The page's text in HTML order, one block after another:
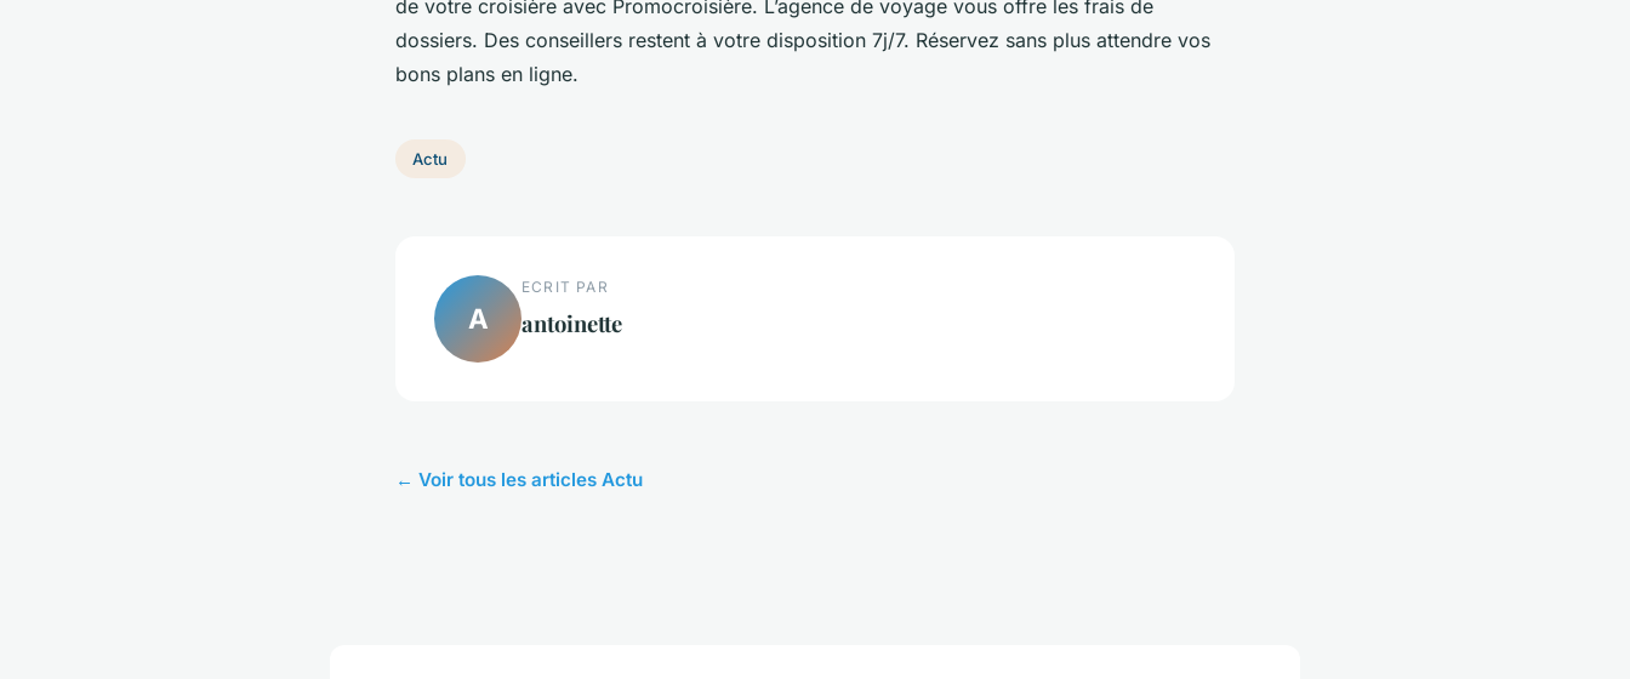
de votre croisière avec Promocroisière. L’agence de voyage vous offre les frais de
dossiers. Des conseillers restent à votre disposition 7j/7. Réservez sans plus attendre vos
bons plans en ligne.
Actu
A
ECRIT PAR
antoinette
← Voir tous les articles Actu